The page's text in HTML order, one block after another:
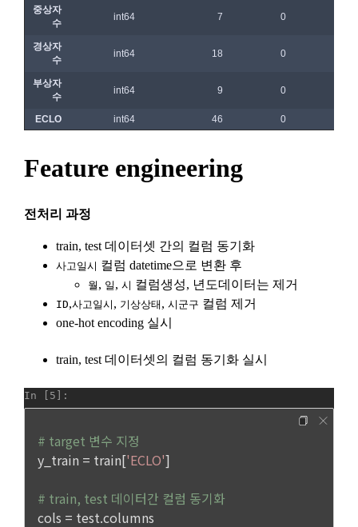
다. 약관 내용, 청약철회권이 제한되는 서비스 등 비용 부담과 관
련한 내용에 대한 확인
라. 이 약관에 동의하고 위 다.호의 사항을 확인하거나 거부하는
마. 재화 및 서비스 등의 구매 신청 및 이에 관한 확인 또는 “사이
트”의 확인에 대한 동의
2. “사이트”가 제3자에게 구매자 개인정보를 제공할 필요가 있
는 경우 1)개인정보를 제공받는 자, 2)개인정보를 제공받는 자
보를 제공받는 자의 개인정보 보유 및 이용 기간을 구매자에게
에도 같다.)
3. “사이트”가 제3자에게 구매자의 개인정보를 취급할 수 있도
록 업무를 위탁하는 경우에는 1)개인정보 취급위탁을 받는 자,
2)개인정보 취급위탁을 하는 업무의 내용을 구매자에게 알리고
동의를 받아야 한다. (동의를 받은 사항이 변경되는 경우에도 같
자의 편의증진과 관련된 경우에는 「정보통신망 이용촉진 및
보 취급방침을 통해 알림으로써 고지 절차와 동의 절차를 거치
제 10 조 (계약의 성립)
당하면 승낙하지 않을 수 있다. 다만, 미성년자와 계약을 체결하
는 경우에는 법정대리인의 동의를 얻지 못하면 미성년자 본인
있는 서비스 이용환경 구축을 위해 개인정보를 이용합니다.
5. 개인정보의 제공 및 처리위탁 및 국외이전
“회사”는 원칙적으로 이용자 동의 없이 개인정보를 외부에 제공
하지 않습니다.
않습니다. 단, 이용자가 정당한 대가를 받고 허락을 한 경우, 개
데이콘에 개인정보 제출 의무가 발생한 경우, 이용자의 생명이
나 안전에 급박한 위험이 확인되어 이를 해소하기 위한 경우에
한하여 개인정보를 제공하고 있습니다.
"회사"는 개인정보를 1. 개인정보의 수집 및 이용목적에서 고지
한 범위 내에서 사용하며, 이용자의 사전 동의 없이 동 범위를 초
과하여 이용하지 않습니다.
"회사"는 서비스 향상을 위해서 아래와 같이 개인정보를 위탁하
고 있으며, 관계 법령에 따라 위탁계약 시 개인정보가 안전하게
발생 시 공지사항 또는 개인정보취급방침을 통해 고지하도록 하
겠습니다.
수탁업체              위탁업무내용